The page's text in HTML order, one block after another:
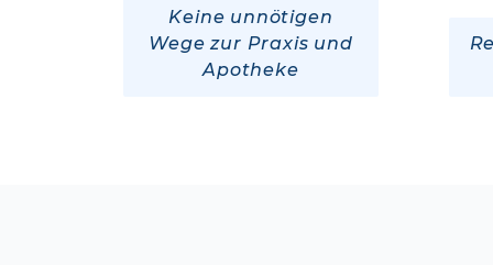
Keine unnötigen
Wege zur Praxis und
Apotheke